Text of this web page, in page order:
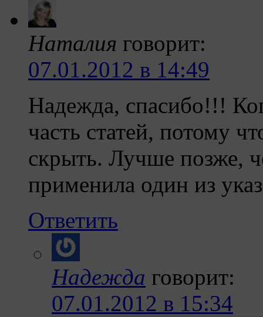
Наталия говорит:
07.01.2012 в 14:49
Надежда, спасибо!!!
часть статей, потому
скрыть. Лучше позже,
применила один из
Ответить
Надежда говорит:
07.01.2012 в 15:34